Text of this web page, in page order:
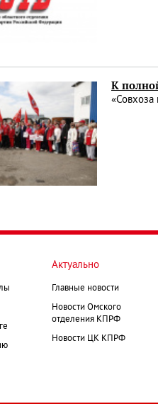
К
Актуально
Главные новости
Новости Омского
отделения КПРФ
Новости ЦК КПРФ